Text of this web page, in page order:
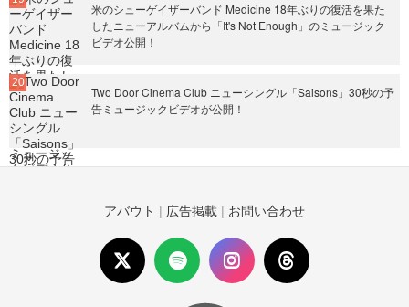
米のシューゲイザーバンド Medicine 18年ぶりの復活を果た
したニューアルバムから「It's Not Enough」のミュージック
ビデオ公開！
Two Door Cinema Club ニューシングル「Saisons」30秒の予
告ミュージックビデオが公開！
アバウト | 広告掲載 | お問い合わせ